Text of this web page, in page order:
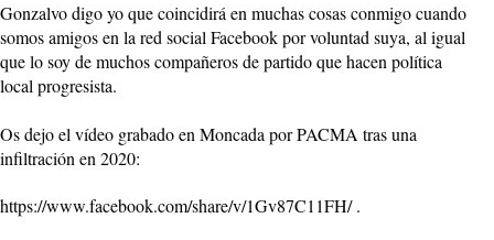
Gonzalvo digo yo que coincidirá en muchas cosas conmigo cuando
somos amigos en la red social Facebook por voluntad suya, al igual
que lo soy de muchos compañeros de partido que hacen política
local progresista.
Os dejo el vídeo grabado en Moncada por PACMA tras una
infiltración en 2020:
https://www.facebook.com/share/v/1Gv87C11FH/ .